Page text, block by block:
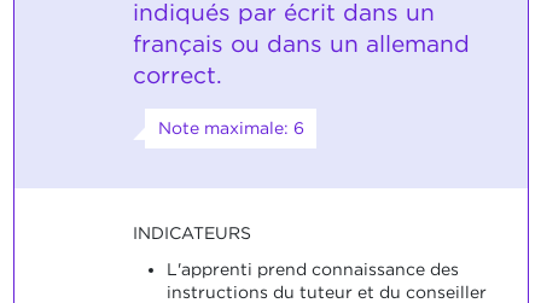
indiqués par écrit dans un
français ou dans un allemand
correct.
Note maximale: 6
INDICATEURS
L'apprenti prend connaissance des
instructions du tuteur et du conseiller